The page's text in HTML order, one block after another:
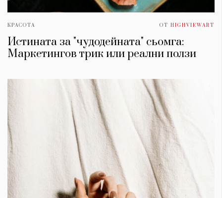
КРАСОТА ОТ HIGHVIEWART
Истината за "чудодейната" сьомга:
Маркетингов трик или реални ползи